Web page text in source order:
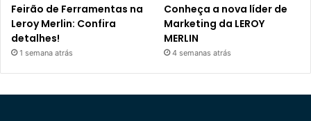
Feirão de Ferramentas na
Leroy Merlin: Confira
detalhes!
1 semana atrás
Conheça a nova líder de
Marketing da LEROY
MERLIN
4 semanas atrás